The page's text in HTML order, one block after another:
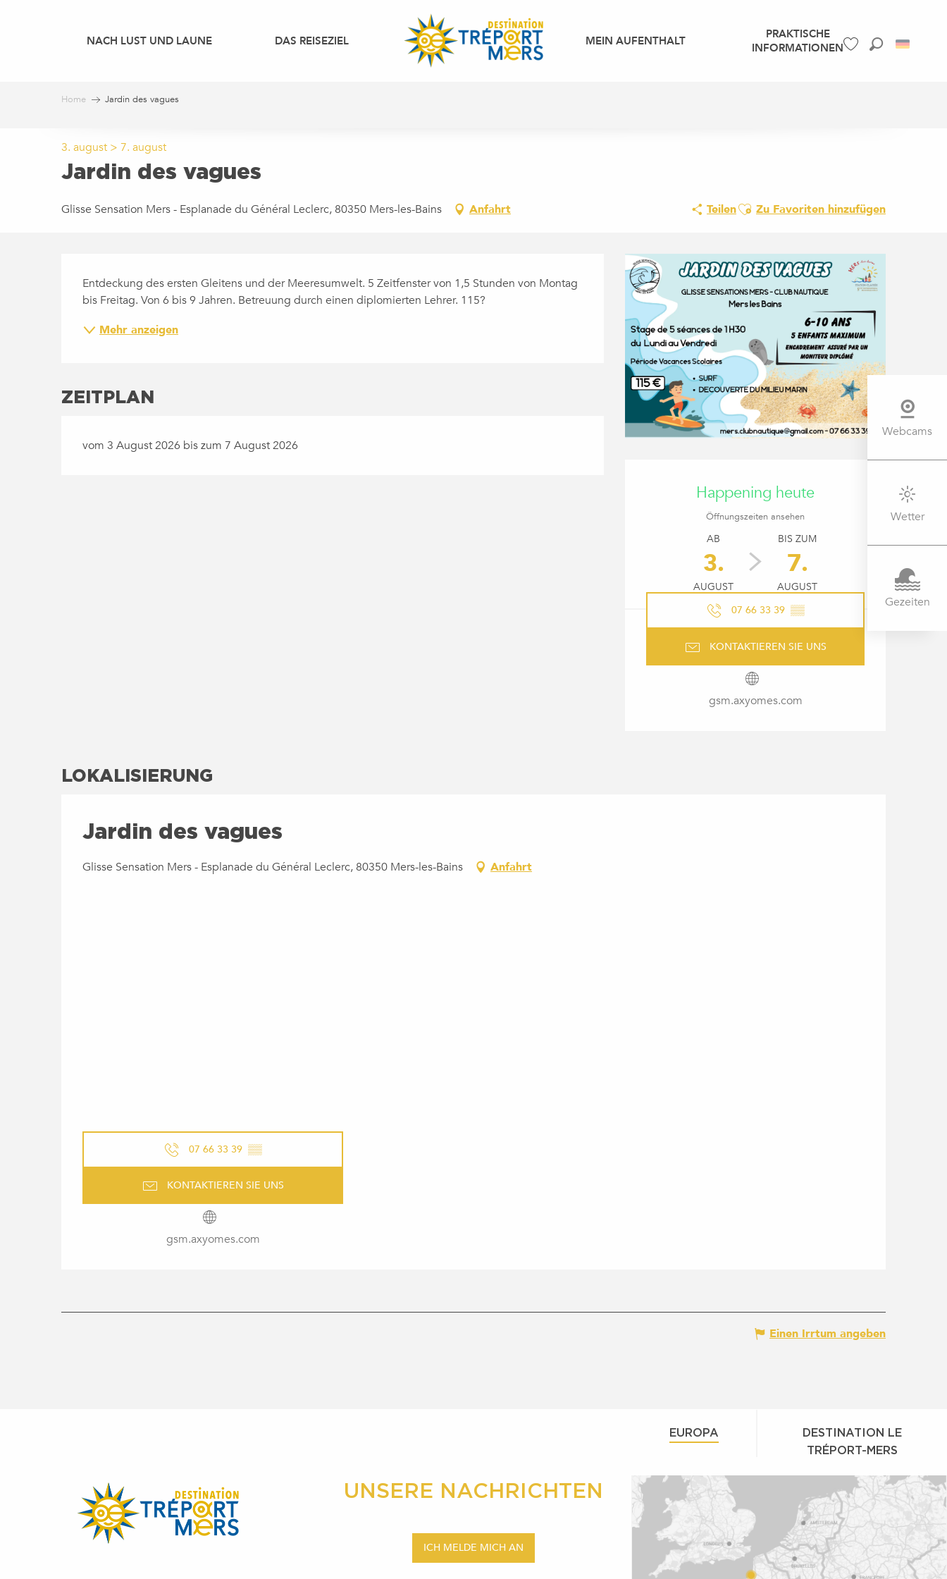
NACH LUST UND LAUNE DAS REISEZIEL MEIN AUFENTHALT
PRAKTISCHE
INFORMATIONEN
Webcams
Wetter
Gezeiten
Home Jardin des vagues
3. august > 7. august
Jardin des vagues
Glisse Sensation Mers - Esplanade du Général Leclerc, 80350 Mers-les-Bains Anfahrt TeilenAjouter aux favoris
Zu Favoriten hinzufügen
Happening heute
Öffnungszeiten ansehen
AB
3.
AUGUST
BIS ZUM
7.
AUGUST
07 66 33 39 ▒▒
KONTAKTIEREN SIE UNS
gsm.axyomes.com
Entdeckung des ersten Gleitens und der Meeresumwelt. 5 Zeitfenster von 1,5 Stunden von Montag
bis Freitag. Von 6 bis 9 Jahren. Betreuung durch einen diplomierten Lehrer. 115?
Mehr anzeigen
ZEITPLAN
vom 3 August 2026 bis zum 7 August 2026
LOKALISIERUNG
Jardin des vagues
Glisse Sensation Mers - Esplanade du Général Leclerc, 80350 Mers-les-Bains Anfahrt
07 66 33 39 ▒▒
KONTAKTIEREN SIE UNS
gsm.axyomes.com
Einen Irrtum angeben
UNSERE NACHRICHTEN
ICH MELDE MICH AN
EUROPA
DESTINATION LE
TRÉPORT-MERS